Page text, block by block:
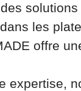
les
offre
expertise,